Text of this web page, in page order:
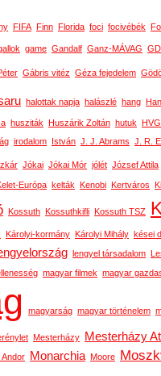
FIFA Finn Florida foci focivébék
game Gandalf Ganz-MÁVAG
Gábris vitéz Géza fejedelem
halottak napja halászlé hang
husziták Huszárik Zoltán hutuk HVG
irodalom István J. J. Abrams J. R.
Jókai Jókai Mór jólét József Attila
Európa kelták Kenobi Kertváros
Kossuth Kossuthkifli Kossuth TSZ
Károlyi-kormány Károlyi Mihály kései
lengyel társadalom
magyar filmek magyar
magyarság magyar történelem
Mesterházy Mesterházy
Andor Monarchia Moore